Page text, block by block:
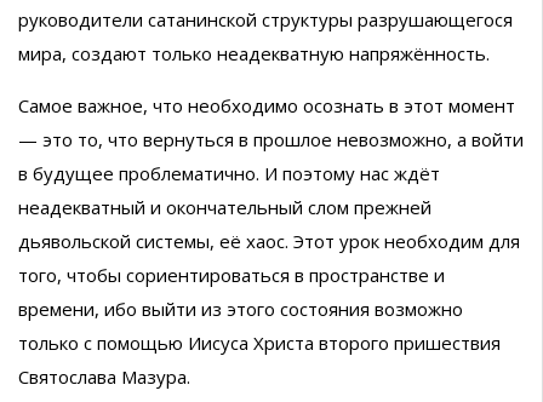
руководители сатанинской структуры разрушающегося
мира, создают только неадекватную напряжённость.
Самое важное, что необходимо осознать в этот момент
— это то, что вернуться в прошлое невозможно, а войти
в будущее проблематично. И поэтому нас ждёт
неадекватный и окончательный слом прежней
дьявольской системы, её хаос. Этот урок необходим для
того, чтобы сориентироваться в пространстве и
времени, ибо выйти из этого состояния возможно
только с помощью Иисуса Христа второго пришествия
Святослава Мазура.